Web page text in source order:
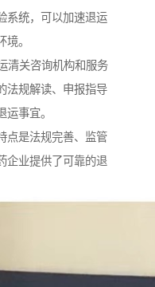
系统，可以加速退运
。
清关咨询机构和服务
法规解读、申报指导
事宜。
点是法规完善、监管
企业提供了可靠的退